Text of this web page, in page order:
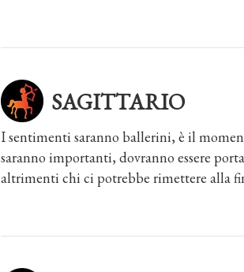
SAGITTARIO
I sentimenti saranno ballerini, è il
saranno importanti, dovranno essere
altrimenti chi ci potrebbe rimettere alla